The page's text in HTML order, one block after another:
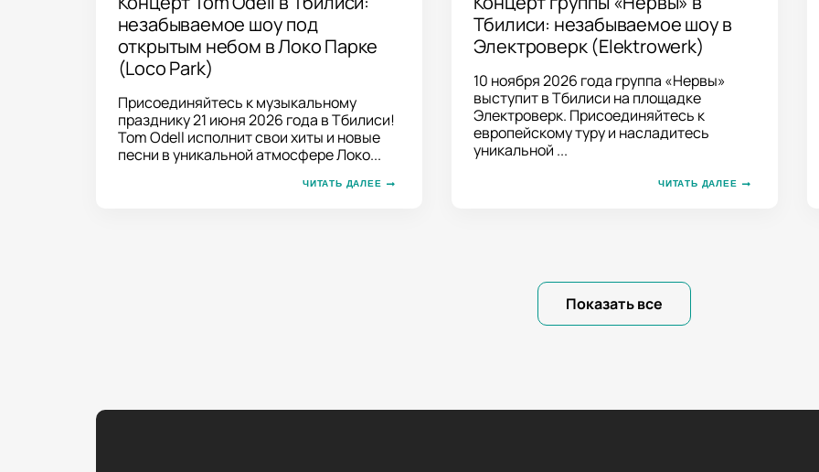
незабываемое шоу под
открытым небом в Локо Парке
(Loco Park)
Присоединяйтесь к музыкальному
празднику 21 июня 2026 года в Тбилиси!
Tom Odell исполнит свои хиты и новые
песни в уникальной атмосфере Локо...
ЧИТАТЬ ДАЛЕЕ
Тбилиси: незабываемое шоу в
Электроверк (Elektrowerk)
10 ноября 2026 года группа «Нервы»
выступит в Тбилиси на площадке
Электроверк. Присоединяйтесь к
европейскому туру и насладитесь
уникальной ...
ЧИТАТЬ ДАЛЕЕ
Показать все